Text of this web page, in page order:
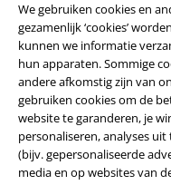
We gebruiken cookies en
gezamenlijk ‘cookies’
kunnen we informatie
hun apparaten. Sommige
andere afkomstig zijn van
gebruiken cookies om de
website te garanderen, je
personaliseren, analyses
(bijv. gepersonaliseerde
media en op websites van
Download gratis de
A Warner